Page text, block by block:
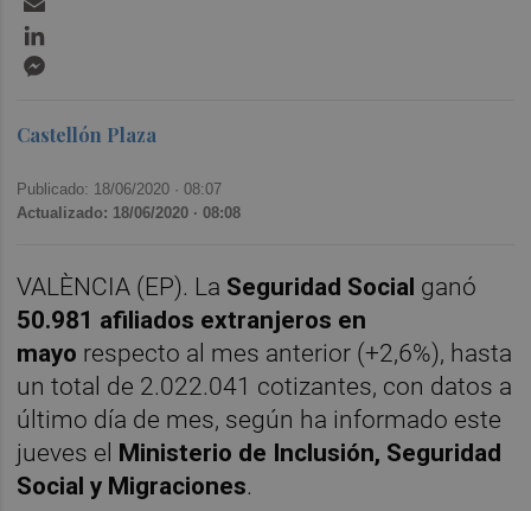
Castellón Plaza
Publicado: 18/06/2020 ·08:07
Actualizado: 18/06/2020 · 08:08
VALÈNCIA (EP). La Seguridad Social ganó
50.981 afiliados extranjeros en
mayo respecto al mes anterior (+2,6%), hasta
un total de 2.022.041 cotizantes, con datos a
último día de mes, según ha informado este
jueves el Ministerio de Inclusión, Seguridad
Social y Migraciones.